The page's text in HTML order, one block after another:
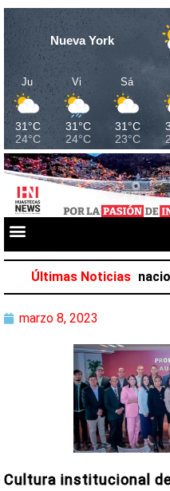
Nueva York
Ju
31°C
24°C
Vi
31°C
24°C
Sá
31°C
23°C
Últimas Noticias
el primer lugar
marzo 8, 2023
Cultura institucional